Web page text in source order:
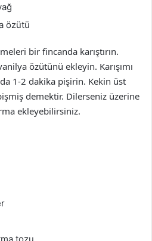
özütü
bir fincanda karıştırın.
özütünü ekleyin. Karışımı
1-2 dakika pişirin. Kekin üst
demektir. Dilerseniz üzerine
ekleyebilirsiniz.